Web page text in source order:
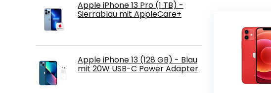
Apple iPhone 13 Pro (1 TB) -
Sierrablau mit AppleCare+
Apple iPhone 13 (128 GB) - Blau
mit 20W USB-C Power Adapter